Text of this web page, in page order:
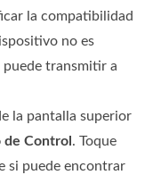
la compatibilidad
no es
puede transmitir a
la pantalla superior
Control . Toque
si puede encontrar